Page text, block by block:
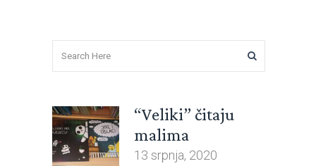
“Veliki” čitaju
malima
13 srpnja, 2020